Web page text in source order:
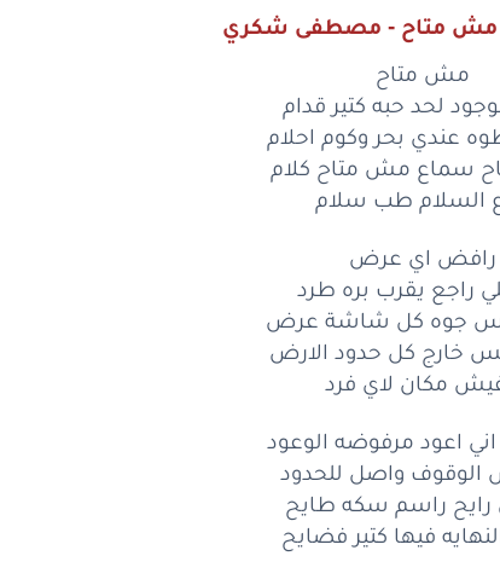
مش متاح - مصطفى شكري
مش متاح
لحد حبه كتير قدام
عندي بحر وكوم احلام
سماع مش متاح كلام
السلام طب سلام
رافض اي عرض
راجع يقرب بره طرد
جوه كل شاشة عرض
خارج كل حدود الارض
مكان لاي فرد
اعود مرفوضه الوعود
واصل للحدود
رايح راسم سكه طايح
فيها كتير فضايح